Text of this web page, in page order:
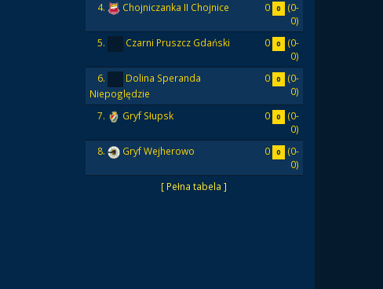
[ Pełna tabela ]
4.
Chojniczanka II Chojnice 0 0
(0-
0)
5.
Czarni Pruszcz Gdański 0 0
(0-
0)
6.
Dolina Speranda
Niepoględzie
0 0
(0-
0)
7.
Gryf Słupsk 0 0
(0-
0)
8.
Gryf Wejherowo 0 0
(0-
0)